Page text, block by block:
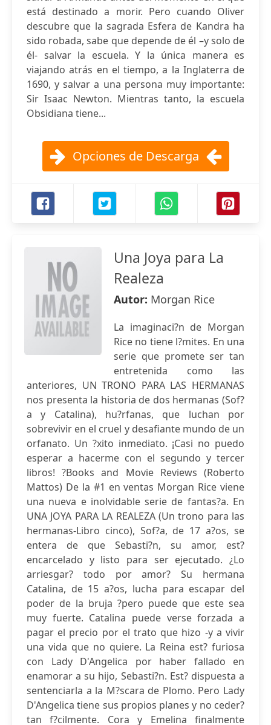
está destinado a morir. Pero cuando Oliver
descubre que la sagrada Esfera de Kandra ha
sido robada, sabe que depende de él –y solo de
él- salvar la escuela. Y la única manera es
viajando atrás en el tiempo, a la Inglaterra de
1690, y salvar a una persona muy importante:
Sir Isaac Newton. Mientras tanto, la escuela
Obsidiana tiene...
Opciones de Descarga
Una Joya para La
Realeza
Autor: Morgan Rice
La imaginaci?n de Morgan
Rice no tiene l?mites. En una
serie que promete ser tan
entretenida como las
anteriores, UN TRONO PARA LAS HERMANAS
nos presenta la historia de dos hermanas (Sof?
a y Catalina), hu?rfanas, que luchan por
sobrevivir en el cruel y desafiante mundo de un
orfanato. Un ?xito inmediato. ¡Casi no puedo
esperar a hacerme con el segundo y tercer
libros! ?Books and Movie Reviews (Roberto
Mattos) De la #1 en ventas Morgan Rice viene
una nueva e inolvidable serie de fantas?a. En
UNA JOYA PARA LA REALEZA (Un trono para las
hermanas-Libro cinco), Sof?a, de 17 a?os, se
entera de que Sebasti?n, su amor, est?
encarcelado y listo para ser ejecutado. ¿Lo
arriesgar? todo por amor? Su hermana
Catalina, de 15 a?os, lucha para escapar del
poder de la bruja ?pero puede que este sea
muy fuerte. Catalina puede verse forzada a
pagar el precio por el trato que hizo -y a vivir
una vida que no quiere. La Reina est? furiosa
con Lady D'Angelica por haber fallado en
enamorar a su hijo, Sebasti?n. Est? dispuesta a
sentenciarla a la M?scara de Plomo. Pero Lady
D'Angelica tiene sus propios planes y no ceder?
tan f?cilmente. Cora y Emelina finalmente